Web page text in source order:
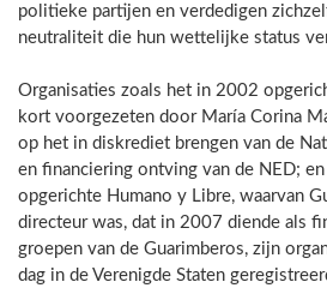
politieke partijen en verdedigen
neutraliteit die hun wettelijke status
Organisaties zoals het in 2002
kort voorgezeten door María Corina
op het in diskrediet brengen van de
en financiering ontving van de NED;
opgerichte Humano y Libre, waarvan
directeur was, dat in 2007 diende als
groepen van de Guarimberos, zijn
dag in de Verenigde Staten